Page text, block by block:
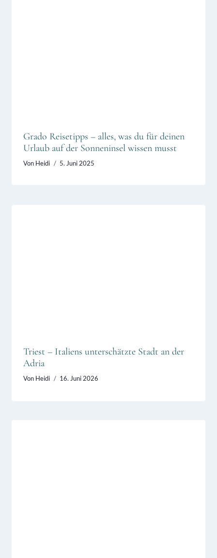
Grado Reisetipps – alles, was du für deinen
Urlaub auf der Sonneninsel wissen musst
Von Heidi 5. Juni 2025
Triest – Italiens unterschätzte Stadt an der
Adria
Von Heidi 16. Juni 2026